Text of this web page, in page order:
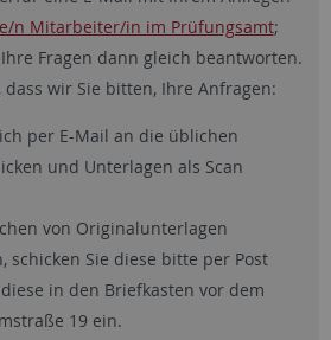
n Mitarbeiter/in im Prüfungsamt;
Fragen dann gleich beantworten.
wir Sie bitten, Ihre Anfragen:
per E-Mail an die üblichen
und Unterlagen als Scan
von Originalunterlagen
schicken Sie diese bitte per Post
in den Briefkasten vor dem
19 ein.